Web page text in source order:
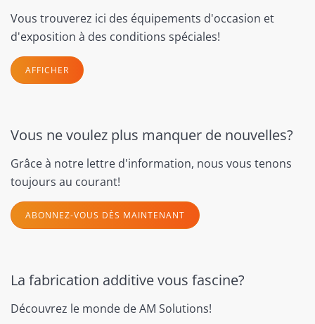
Vous trouverez ici des équipements d'occasion et
d'exposition à des conditions spéciales!
AFFICHER
Vous ne voulez plus manquer de nouvelles?
Grâce à notre lettre d'information, nous vous tenons
toujours au courant!
ABONNEZ-VOUS DÈS MAINTENANT
La fabrication additive vous fascine?
Découvrez le monde de AM Solutions!